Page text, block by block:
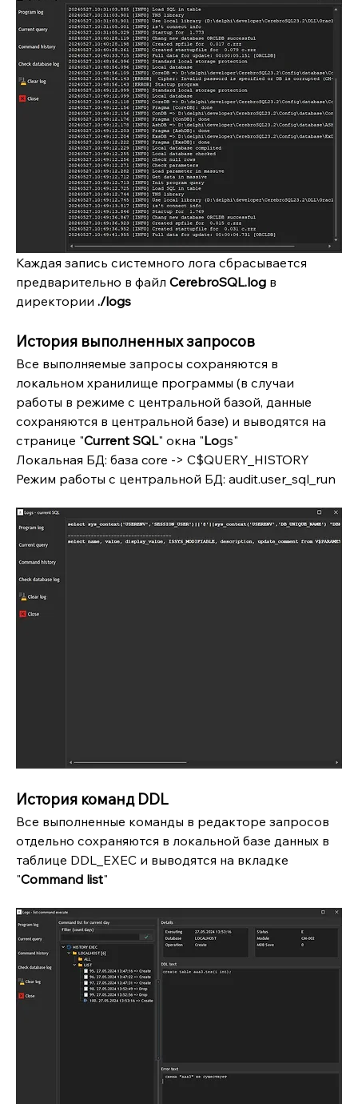
Каждая запись системного лога сбрасывается
предварительно в файл CerebroSQL.log в
директории ./logs
История выполненных запросов
Все выполняемые запросы сохраняются в
локальном хранилище программы (в случаи
работы в режиме с центральной базой, данные
сохраняются в центральной базе) и выводятся на
странице "Current SQL" окна "Logs"
Локальная БД: база core -> C$QUERY_HISTORY
Режим работы с центральной БД: audit.user_sql_run
История команд DDL
Все выполненные команды в редакторе запросов
отдельно сохраняются в локальной базе данных в
таблице DDL_EXEC и выводятся на вкладке
"Command list"